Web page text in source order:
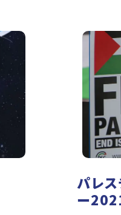
パレ
ー